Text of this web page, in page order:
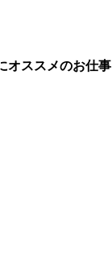
オススメのお仕事